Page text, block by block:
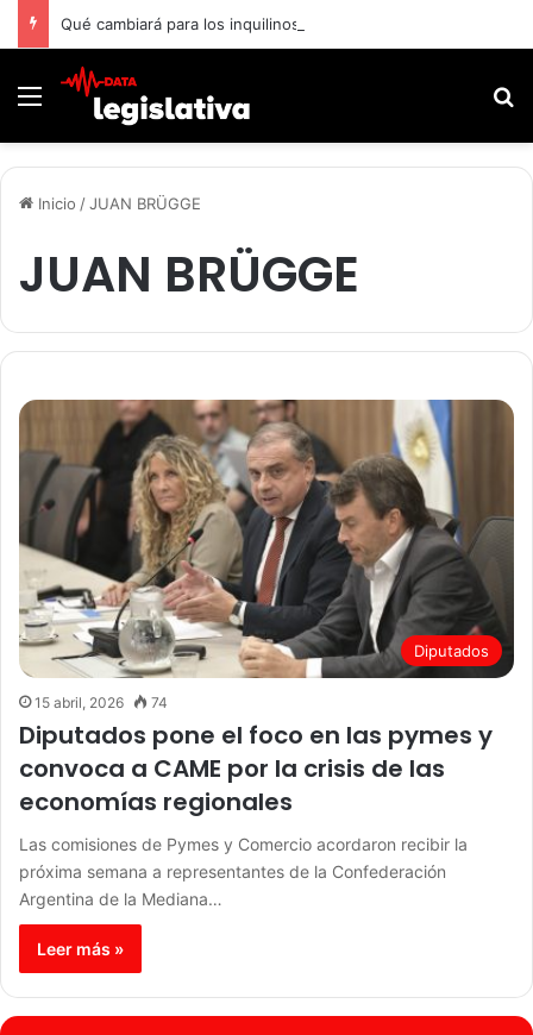
Menú
Inicio /JUAN BRÜGGE
JUAN BRÜGGE
Diputados
15 abril, 2026 74
Diputados pone el foco en las pymes y
convoca a CAME por la crisis de las
economías regionales
Las comisiones de Pymes y Comercio acordaron recibir la
próxima semana a representantes de la Confederación
Argentina de la Mediana…
Leer más »